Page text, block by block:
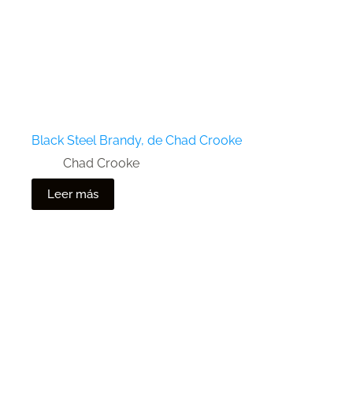
Black Steel Brandy, de Chad Crooke
Chad Crooke
Leer más